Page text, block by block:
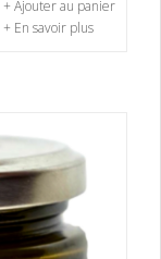
+ Ajouter au panier
+ En savoir plus